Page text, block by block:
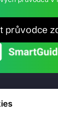
průvodce